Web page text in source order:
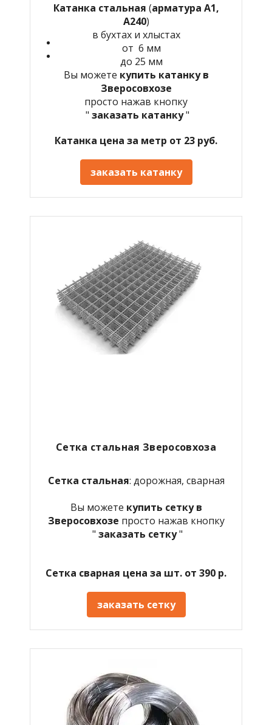
Катанка стальная (арматура А1,
А240)
в бухтах и хлыстах
от 6 мм
до 25 мм
Вы можете купить катанку в
Зверосовхозе
просто нажав кнопку
" заказать катанку"
Катанка цена за метр от 23 руб.
заказать катанку
Сетка стальная Зверосовхоза
Сетка стальная: дорожная, сварная
Вы можете купить сетку в
Зверосовхозе просто нажав кнопку
" заказать сетку"
Сетка сварная цена за шт. от 390 р.
заказать сетку